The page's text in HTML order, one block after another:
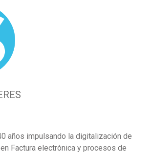
años impulsando la digitalización de
Factura electrónica y procesos de